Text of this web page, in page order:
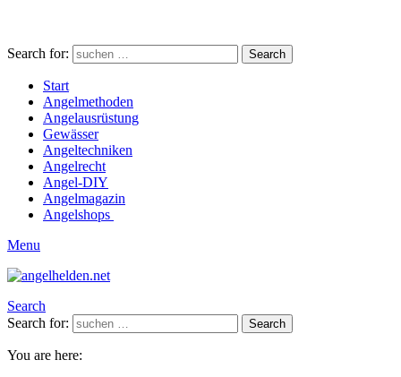
Search for: Search
Start
Angelmethoden
Angelausrüstung
Gewässer
Angeltechniken
Angelrecht
Angel-DIY
Angelmagazin
Angelshops
Menu
Search
Search for:
Search
You are here: